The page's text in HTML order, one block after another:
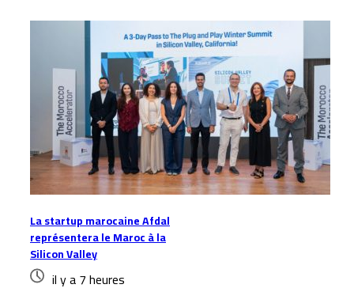
La startup marocaine Afdal
représentera le Maroc à la
Silicon Valley
il y a 7 heures